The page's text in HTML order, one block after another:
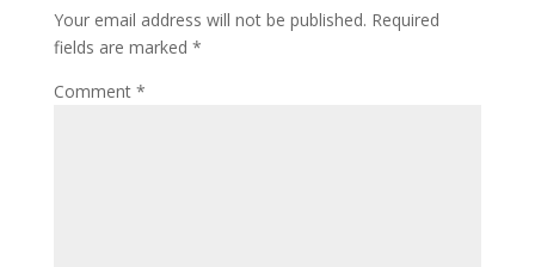
Your email address will not be published. Required
fields are marked *
Comment *